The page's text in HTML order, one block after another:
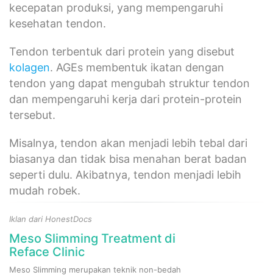
kecepatan produksi, yang mempengaruhi
kesehatan tendon.
Tendon terbentuk dari protein yang disebut
kolagen. AGEs membentuk ikatan dengan
tendon yang dapat mengubah struktur tendon
dan mempengaruhi kerja dari protein-protein
tersebut.
Misalnya, tendon akan menjadi lebih tebal dari
biasanya dan tidak bisa menahan berat badan
seperti dulu. Akibatnya, tendon menjadi lebih
mudah robek.
Iklan dari HonestDocs
Meso Slimming Treatment di
Reface Clinic
Meso Slimming merupakan teknik non-bedah